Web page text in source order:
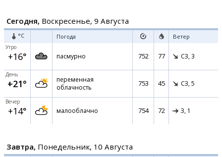
Сегодня, Воскресенье, 9 Августа
°C Погода Ветер
Утро
+16° пасмурно 752 77 СЗ, 3
День
+21°
переменная
облачность
753 45 СЗ, 5
Вечер
+14° малооблачно 754 72 З, 1
Завтра, Понедельник, 10 Августа